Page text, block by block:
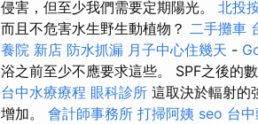
侵害，但至少我們需要定期陽光。 北投
而且不危害水生野生動植物？ 二手攤車
養院 新店 防水抓漏 月子中心住幾天 -
浴之前至少不應要求這些。 SPF之後的
台中水療療程 眼科診所 這取決於輻射的
增加。 會計師事務所 打掃阿姨 seo 台